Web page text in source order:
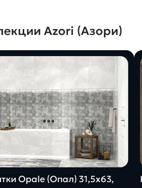
Azori (Азори)
Opale (Опал) 31,5х63,